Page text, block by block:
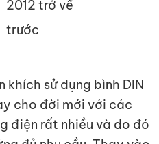
2012 trở về
trước
khích sử dụng bình DIN
cho đời mới với các
điện rất nhiều và do đó